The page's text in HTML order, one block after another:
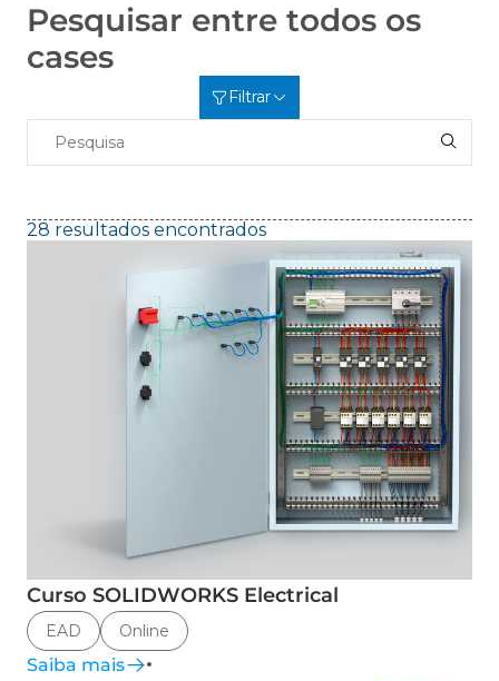
28 resultados encontrados
Pesquisar entre todos os
cases
Filtrar
EAD Online
Curso SOLIDWORKS Electrical
Saiba mais